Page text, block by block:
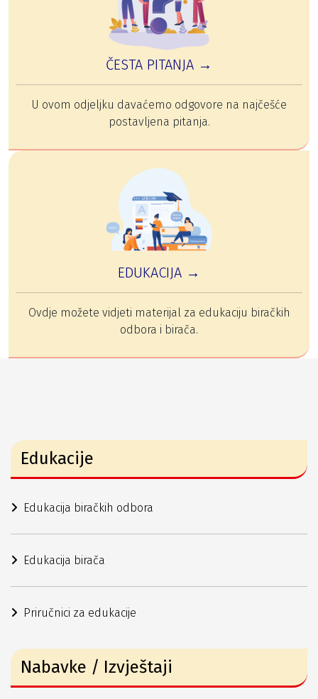
ČESTA PITANJA →
U ovom odjeljku davaćemo odgovore na najčešće
postavljena pitanja.
EDUKACIJA →
Ovdje možete vidjeti materijal za edukaciju biračkih
odbora i birača.
Edukacije
Edukacija biračkih odbora
Edukacija birača
Priručnici za edukacije
Nabavke / Izvještaji